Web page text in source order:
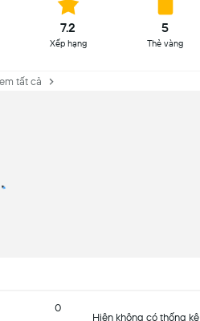
7.2
Xếp hạng
5
Thẻ vàng
tất cả
0
Hiện không có thống kê